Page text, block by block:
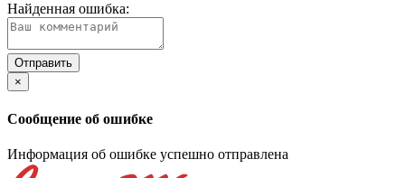
Найденная ошибка:
×
Сообщение об ошибке
Информация об ошибке успешно отправлена